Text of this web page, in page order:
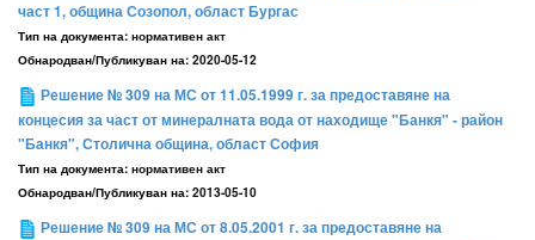
част 1, община Созопол, област Бургас
Тип на документа: нормативен акт
Обнародван/Публикуван на: 2020-05-12
Решение № 309 на МС от 11.05.1999 г. за предоставяне на
концесия за част от минералната вода от находище "Банкя" - район
"Банкя", Столична община, област София
Тип на документа: нормативен акт
Обнародван/Публикуван на: 2013-05-10
Решение № 309 на МС от 8.05.2001 г. за предоставяне на